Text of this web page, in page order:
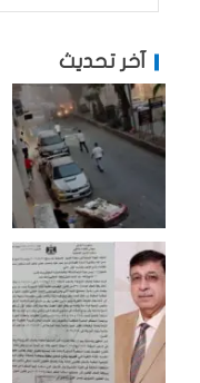
آخر تحديث